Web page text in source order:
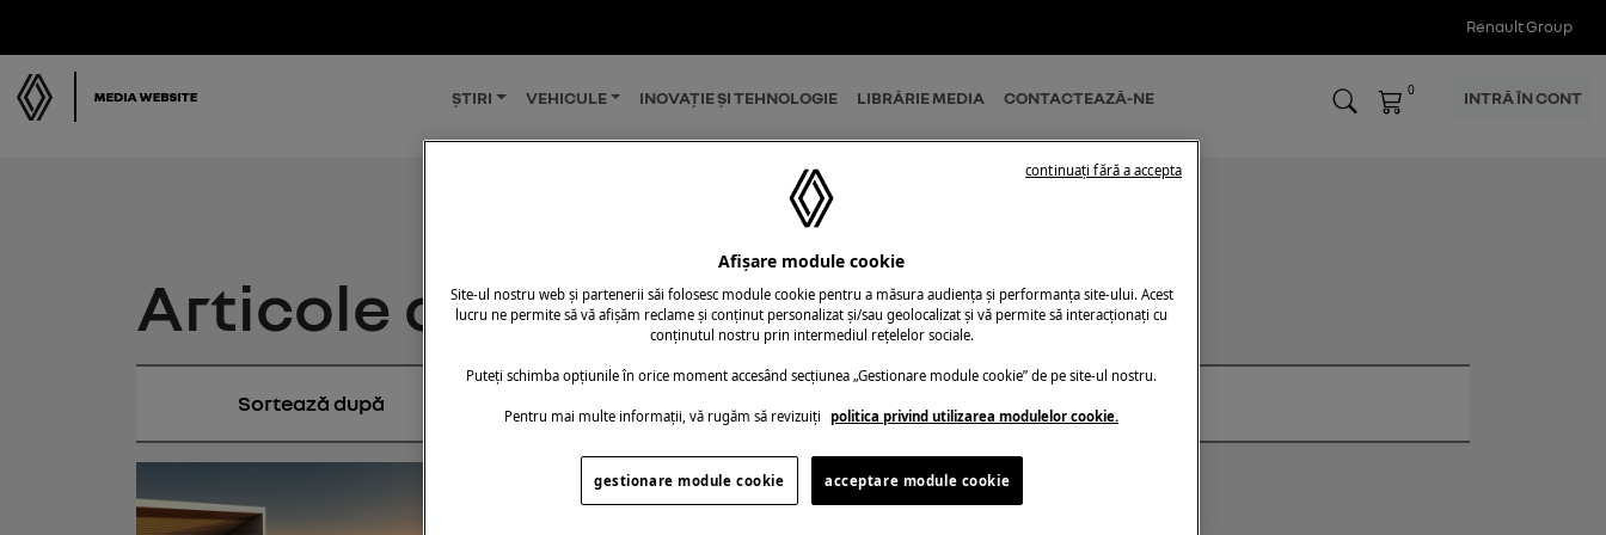
Renault Group
ȘTIRI VEHICULE INOVAȚIE ȘI TEHNOLOGIE LIBRĂRIE MEDIA CONTACTEAZĂ-NE 0 INTRĂ ÎN CONT
Articole cu tag-ul: E-Tech Days
Afișare module cookie
Site-ul nostru web și partenerii săi folosesc module cookie pentru a măsura audiența și performanța site-ului. Acest
lucru ne permite să vă afișăm reclame și conținut personalizat și/sau geolocalizat și vă permite să interacționați cu
conținutul nostru prin intermediul rețelelor sociale.
Puteți schimba opțiunile în orice moment accesând secțiunea „Gestionare module cookie” de pe site-ul nostru.
Pentru mai multe informații, vă rugăm să revizuiți politica privind utilizarea modulelor cookie.
acceptare module cookie
gestionare module cookie
continuați fără a accepta